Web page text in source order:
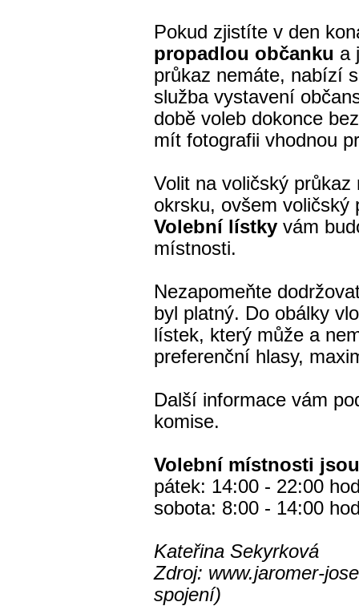
Pokud zjistíte v den
propadlou občanku a
průkaz nemáte, nabízí
služba vystavení
době voleb dokonce
mít fotografii vhodnou
Volit na voličský
okrsku, ovšem voličský
Volební lístky vám
místnosti.
Nezapomeňte
byl platný. Do obálky
lístek, který může a
preferenční hlasy,
Další informace vám
komise.
Volební místnosti
pátek: 14:00 - 22:00
sobota: 8:00 - 14:00
Kateřina Sekyrková
Zdroj: www.jaromer-
spojení)